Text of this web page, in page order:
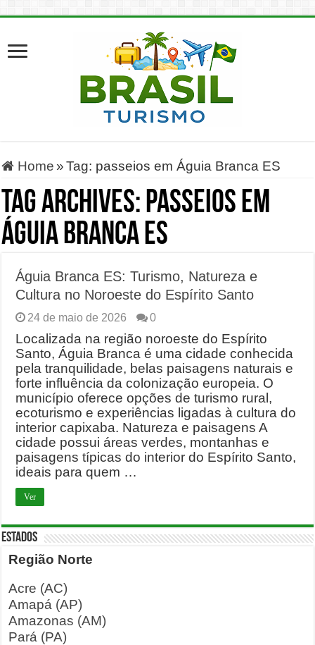
Home » Tag: passeios em Águia Branca ES
Tag Archives: passeios em
Águia Branca ES
Águia Branca ES: Turismo, Natureza e
Cultura no Noroeste do Espírito Santo
24 de maio de 2026 0
Localizada na região noroeste do Espírito
Santo, Águia Branca é uma cidade conhecida
pela tranquilidade, belas paisagens naturais e
forte influência da colonização europeia. O
município oferece opções de turismo rural,
ecoturismo e experiências ligadas à cultura do
interior capixaba. Natureza e paisagens A
cidade possui áreas verdes, montanhas e
paisagens típicas do interior do Espírito Santo,
ideais para quem …
Ver
ESTADOS
Região Norte
Acre (AC)
Amapá (AP)
Amazonas (AM)
Pará (PA)